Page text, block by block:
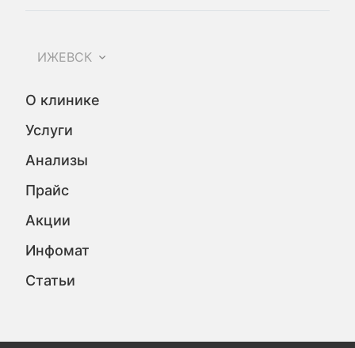
ИЖЕВСК
О клинике
Услуги
Анализы
Прайс
Акции
Инфомат
Статьи